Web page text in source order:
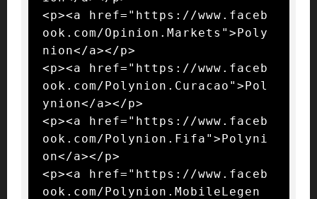
<p><a href="https://www.faceb
ook.com/Opinion.Markets">Poly
nion</a></p>
<p><a href="https://www.faceb
ook.com/Polynion.Curacao">Pol
ynion</a></p>
<p><a href="https://www.faceb
ook.com/Polynion.Fifa">Polyni
on</a></p>
<p><a href="https://www.faceb
ook.com/Polynion.MobileLegen